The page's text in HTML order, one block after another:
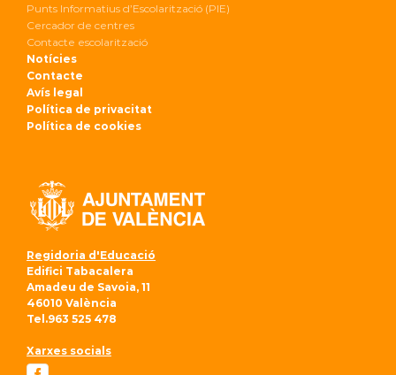
Punts Informatius d’Escolarització (PIE)
Cercador de centres
Contacte escolarització
Notícies
Contacte
Avís legal
Política de privacitat
Política de cookies
Regidoria d'Educació
Edifici Tabacalera
Amadeu de Savoia, 11
46010 València
Tel.963 525 478
Xarxes socials